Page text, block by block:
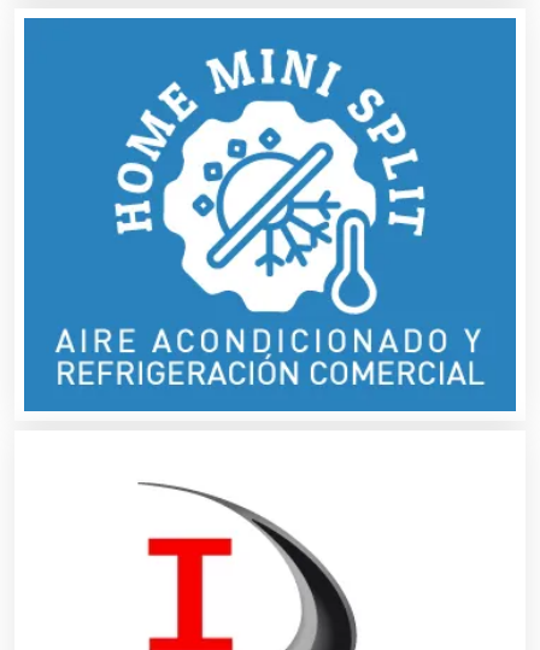
Artes Gráficas
Artesanías
Artículos de Oficina
Artículos Importados
Artículos para el Hogar
Artículos para Regalos